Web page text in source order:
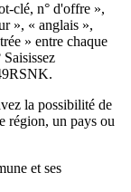
clé, n° d'offre »,
», « anglais »,
» entre chaque
la possibilité de
région, un pays ou
et ses